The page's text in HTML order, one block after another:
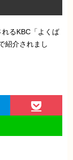
るKBC「よくば
紹介されまし